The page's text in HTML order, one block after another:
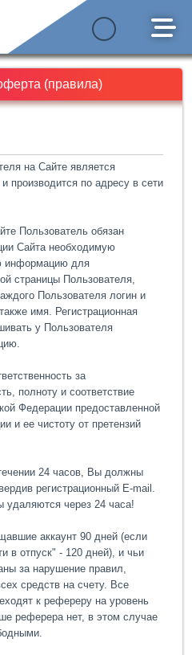
(правила)
на Сайте является
производится по адресу в сети
Пользователь обязан
Сайта необходимую
информацию для
страницы Пользователя,
Пользователя логин и
имя. Регистрационная
у Пользователя
за
полноту и соответствие
Федерации предоставленной
и ее чистоту от претензий
24 часов, Вы должны
регистрационный E-mail.
удаляются через 24 часа!
аккаунт 90 дней (если
в отпуск" - 120 дней), и чьи
за нарушение правил,
средств на счету. Все
к рефереру на уровень
реферера нет, в этом случае